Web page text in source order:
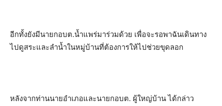
อีกทั้งยังมีนายกอบต.น้ำแพร่มาร่วมด้วย เพื่อจะรอพาฉันเดินทาง
ไปดูสระและลำน้ำในหมู่บ้านที่ต้องการให้ไปช่วยขุดลอก
หลังจากท่านนายอำเภอและนายกอบต. ผู้ใหญ่บ้าน ได้กล่าว